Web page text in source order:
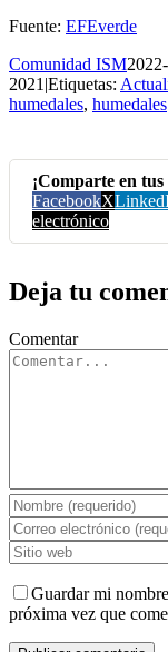
Fuente: EFEverde
Comunidad ISM
2021 |Etiquetas:
humedales, humedales
¡Comparte en tus
FacebookX
electrónico
Deja tu
Comentar
Guardar mi
próxima vez que